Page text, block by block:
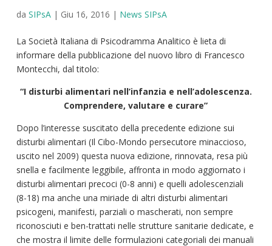
da SIPsA| Giu 16, 2016 | News SIPsA
La Società Italiana di Psicodramma Analitico è lieta di
informare della pubblicazione del nuovo libro di Francesco
Montecchi, dal titolo:
“I disturbi alimentari nell’infanzia e nell’adolescenza.
Comprendere, valutare e curare”
Dopo l’interesse suscitato della precedente edizione sui
disturbi alimentari (Il Cibo-Mondo persecutore minaccioso,
uscito nel 2009) questa nuova edizione, rinnovata, resa più
snella e facilmente leggibile, affronta in modo aggiornato i
disturbi alimentari precoci (0-8 anni) e quelli adolescenziali
(8-18) ma anche una miriade di altri disturbi alimentari
psicogeni, manifesti, parziali o mascherati, non sempre
riconosciuti e ben-trattati nelle strutture sanitarie dedicate, e
che mostra il limite delle formulazioni categoriali dei manuali